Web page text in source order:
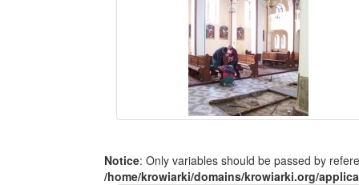
Notice: Only variables should be passed by
/home/krowiarki/domains/krowiarki.org/